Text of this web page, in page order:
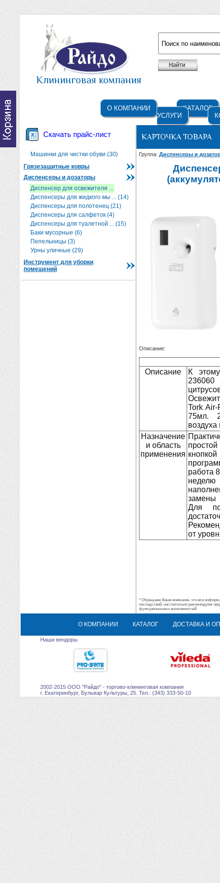
Клининговая компания
О КОМПАНИИ
КАТАЛОГ
УСЛУГИ
Скачать прайс-лист
Машинки для чистки обуви (30)
Грязезащитные ковры
Диспенсеры и дозаторы
Диспенсер для освежителя ...
Диспенсеры для жидкого мы ... (14)
Диспенсеры для полотенец (21)
Диспенсеры для салфеток (4)
Диспенсеры для туалетной ... (15)
Баки мусорные (6)
Пепельницы (3)
Урны уличные (29)
Инструмент для уборки
помещений
КАРТОЧКА ТОВАРА
Группа: Диспенсеры и
Описание:
Описание
К
236060
Tork
75мл.
Назначение
и область
применения
работа
замены
Для
от
* Обращаем Ваше внимание, что вся
последствий, настоятельно рекомендуем
функциональных возможностей!
О КОМПАНИИ КАТАЛОГ ДОСТАВКА И
Наши вендоры
2002-2015 ООО "Райдо" - торгово-клининговая компания
г. Екатеринбург, Бульвар Культуры, 25. Тел.: (343) 333-50-10